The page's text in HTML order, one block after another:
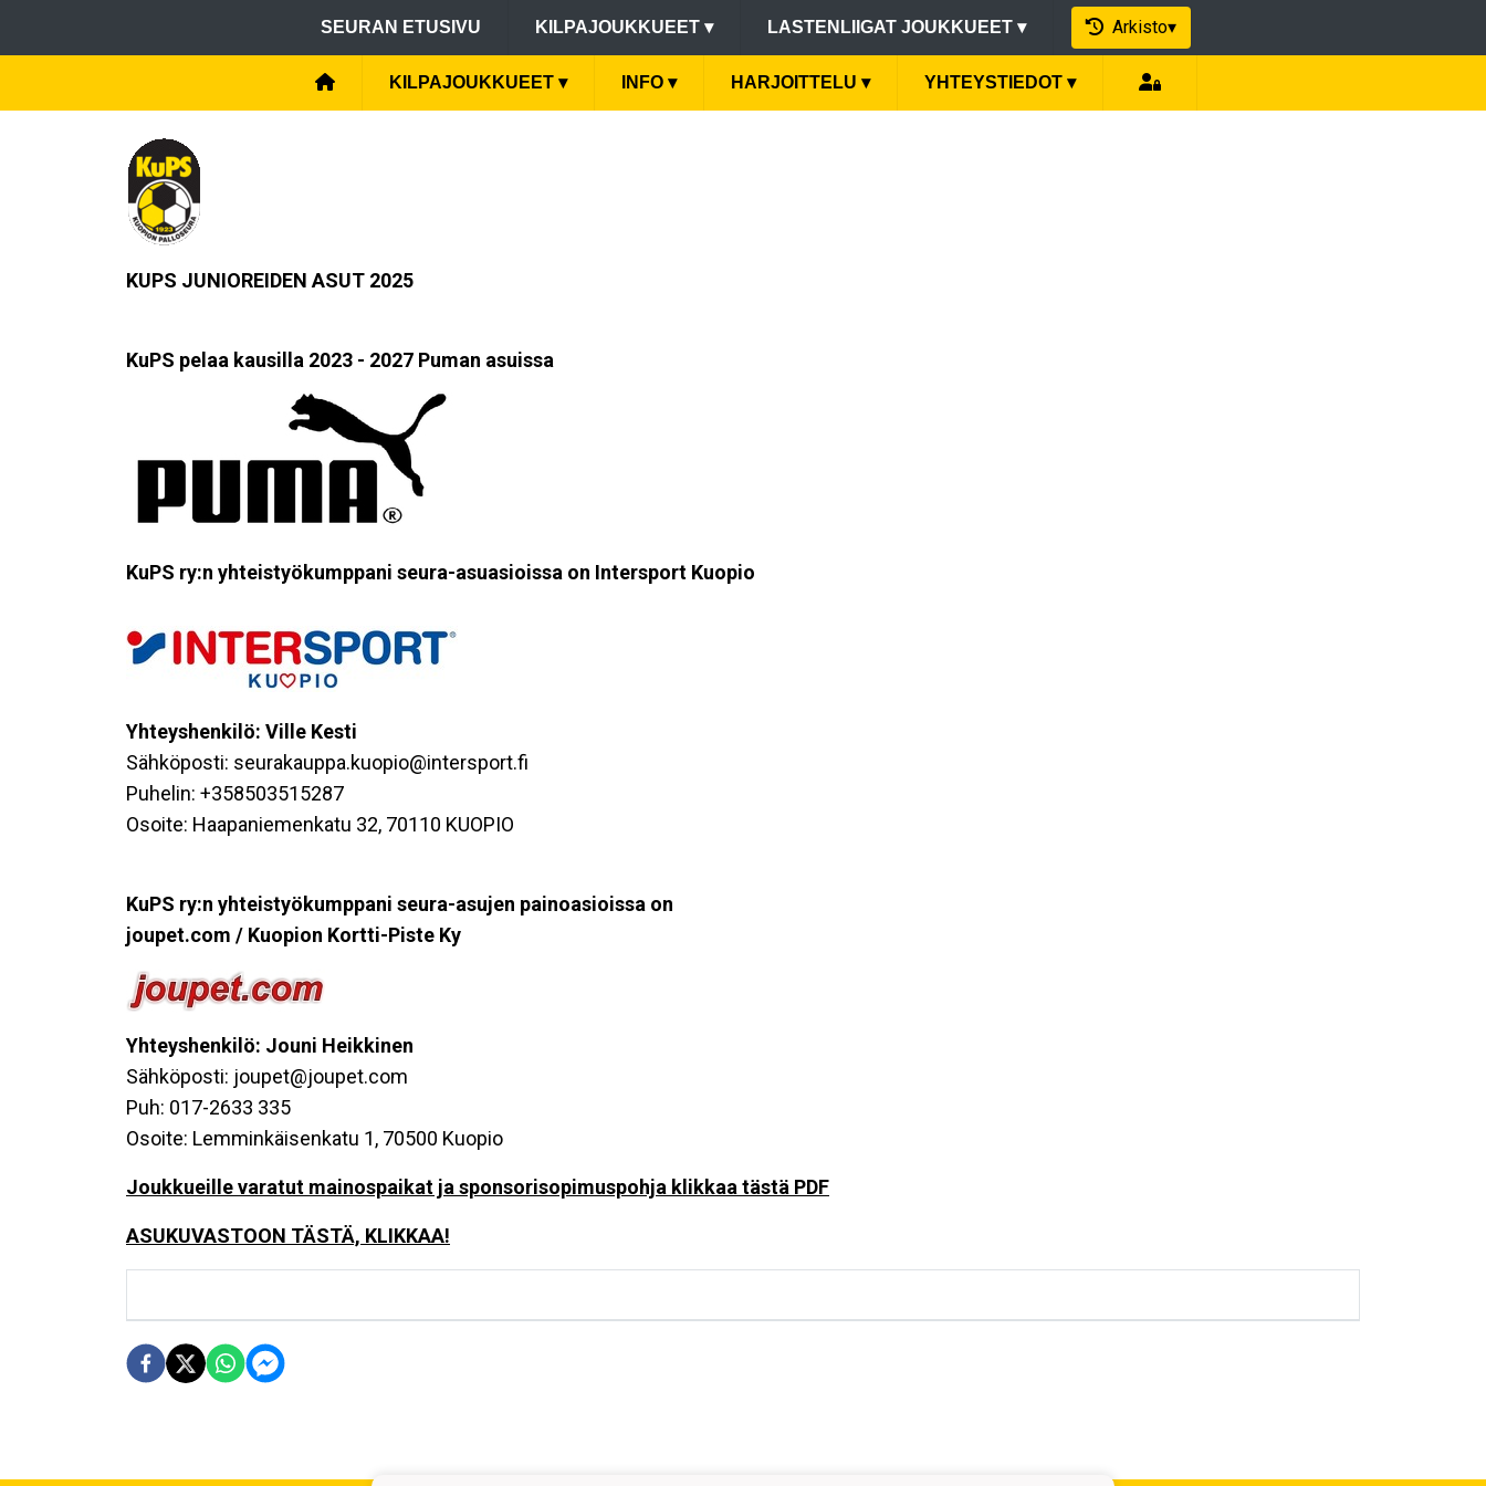
SEURAN ETUSIVU KILPAJOUKKUEET ▾ LASTENLIIGAT JOUKKUEET ▾ Arkisto▾
KILPAJOUKKUEET ▾ INFO ▾ HARJOITTELU ▾ YHTEYSTIEDOT ▾
KUPS JUNIOREIDEN ASUT 2025
KuPS pelaa kausilla 2023 - 2027 Puman asuissa
KuPS ry:n yhteistyökumppani seura-asuasioissa on Intersport Kuopio
Yhteyshenkilö: Ville Kesti
Sähköposti: seurakauppa.kuopio@intersport.fi
Puhelin: +358503515287
Osoite: Haapaniemenkatu 32, 70110 KUOPIO
KuPS ry:n yhteistyökumppani seura-asujen painoasioissa on
joupet.com / Kuopion Kortti-Piste Ky
Yhteyshenkilö: Jouni Heikkinen
Sähköposti: joupet@joupet.com
Puh: 017-2633 335
Osoite: Lemminkäisenkatu 1, 70500 Kuopio
Joukkueille varatut mainospaikat ja sponsorisopimuspohja klikkaa tästä PDF
ASUKUVASTOON TÄSTÄ, KLIKKAA!